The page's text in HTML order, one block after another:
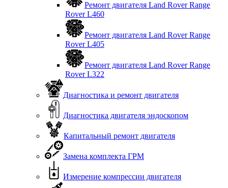
Ремонт двигателя Land Rover Range
Rover L460
Ремонт двигателя Land Rover Range
Rover L405
Ремонт двигателя Land Rover Range
Rover L322
Диагностика и ремонт двигателя
Диагностика двигателя эндоскопом
Капитальный ремонт двигателя
Замена комплекта ГРМ
Измерение компрессии двигателя